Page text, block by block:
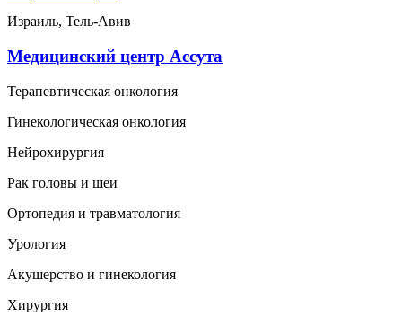
Израиль, Тель-Авив
Медицинский центр Ассута
Терапевтическая онкология
Гинекологическая онкология
Нейрохирургия
Рак головы и шеи
Ортопедия и травматология
Урология
Акушерство и гинекология
Хирургия